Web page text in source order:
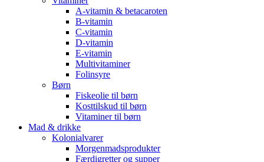
A-vitamin & betacaroten
B-vitamin
C-vitamin
D-vitamin
E-vitamin
Multivitaminer
Folinsyre
Børn
Fiskeolie til børn
Kosttilskud til børn
Vitaminer til børn
Mad & drikke
Kolonialvarer
Morgenmadsprodukter
Færdigretter og supper